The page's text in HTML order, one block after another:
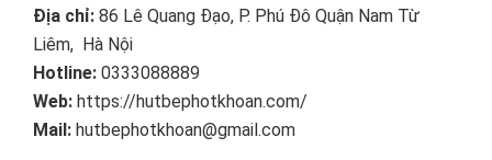
Địa chỉ: 86 Lê Quang Đạo, P. Phú Đô Quận Nam Từ
Liêm, Hà Nội
Hotline: 0333088889
Web: https://hutbephotkhoan.com/
Mail: hutbephotkhoan@gmail.com